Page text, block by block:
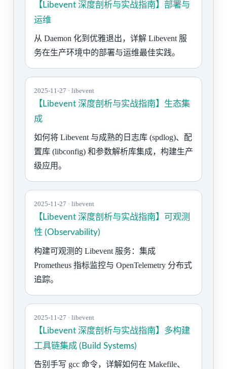
【Libevent 深度剖析与实战指南】部署与
运维
从 Daemon 化到优雅退出，详解 Libevent 服
务在生产环境中的部署与运维最佳实践。
2025-11-27 · libevent
【Libevent 深度剖析与实战指南】生态集
成
如何将 Libevent 与成熟的日志库 (spdlog)、配
置库 (libconfig) 和参数解析库集成，构建生产
级应用。
2025-11-27 · libevent
【Libevent 深度剖析与实战指南】可观测
性 (Observability)
构建可观测的 Libevent 服务：集成
Prometheus 指标监控与 OpenTelemetry 分布式
追踪。
2025-11-27 · libevent
【Libevent 深度剖析与实战指南】多构建
工具链集成 (Build Systems)
告别手写 gcc 命令，详解如何在 Makefile、